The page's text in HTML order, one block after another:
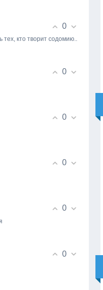
0
тех, кто творит содомию..
0
0
0
0
0